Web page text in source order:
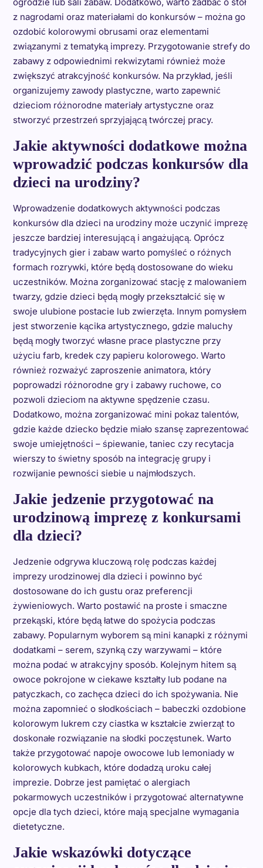
z nagrodami oraz materiałami do konkursów – można go
ozdobić kolorowymi obrusami oraz elementami
związanymi z tematyką imprezy. Przygotowanie strefy do
zabawy z odpowiednimi rekwizytami również może
zwiększyć atrakcyjność konkursów. Na przykład, jeśli
organizujemy zawody plastyczne, warto zapewnić
dzieciom różnorodne materiały artystyczne oraz
stworzyć przestrzeń sprzyjającą twórczej pracy.
Jakie aktywności dodatkowe można
wprowadzić podczas konkursów dla
dzieci na urodziny?
Wprowadzenie dodatkowych aktywności podczas
konkursów dla dzieci na urodziny może uczynić imprezę
jeszcze bardziej interesującą i angażującą. Oprócz
tradycyjnych gier i zabaw warto pomyśleć o różnych
formach rozrywki, które będą dostosowane do wieku
uczestników. Można zorganizować stację z malowaniem
twarzy, gdzie dzieci będą mogły przekształcić się w
swoje ulubione postacie lub zwierzęta. Innym pomysłem
jest stworzenie kącika artystycznego, gdzie maluchy
będą mogły tworzyć własne prace plastyczne przy
użyciu farb, kredek czy papieru kolorowego. Warto
również rozważyć zaproszenie animatora, który
poprowadzi różnorodne gry i zabawy ruchowe, co
pozwoli dzieciom na aktywne spędzenie czasu.
Dodatkowo, można zorganizować mini pokaz talentów,
gdzie każde dziecko będzie miało szansę zaprezentować
swoje umiejętności – śpiewanie, taniec czy recytacja
wierszy to świetny sposób na integrację grupy i
rozwijanie pewności siebie u najmłodszych.
Jakie jedzenie przygotować na
urodzinową imprezę z konkursami
dla dzieci?
Jedzenie odgrywa kluczową rolę podczas każdej
imprezy urodzinowej dla dzieci i powinno być
dostosowane do ich gustu oraz preferencji
żywieniowych. Warto postawić na proste i smaczne
przekąski, które będą łatwe do spożycia podczas
zabawy. Popularnym wyborem są mini kanapki z różnymi
dodatkami – serem, szynką czy warzywami – które
można podać w atrakcyjny sposób. Kolejnym hitem są
owoce pokrojone w ciekawe kształty lub podane na
patyczkach, co zachęca dzieci do ich spożywania. Nie
można zapomnieć o słodkościach – babeczki ozdobione
kolorowym lukrem czy ciastka w kształcie zwierząt to
doskonałe rozwiązanie na słodki poczęstunek. Warto
także przygotować napoje owocowe lub lemoniady w
kolorowych kubkach, które dodadzą uroku całej
imprezie. Dobrze jest pamiętać o alergiach
pokarmowych uczestników i przygotować alternatywne
opcje dla tych dzieci, które mają specjalne wymagania
dietetyczne.
Jakie wskazówki dotyczące